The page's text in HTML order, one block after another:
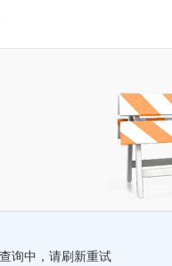
询中，请刷新重试